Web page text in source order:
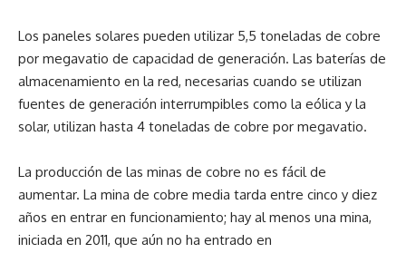
Los paneles solares pueden utilizar 5,5 toneladas de cobre
por megavatio de capacidad de generación. Las baterías de
almacenamiento en la red, necesarias cuando se utilizan
fuentes de generación interrumpibles como la eólica y la
solar, utilizan hasta 4 toneladas de cobre por megavatio.
La producción de las minas de cobre no es fácil de
aumentar. La mina de cobre media tarda entre cinco y diez
años en entrar en funcionamiento; hay al menos una mina,
iniciada en 2011, que aún no ha entrado en